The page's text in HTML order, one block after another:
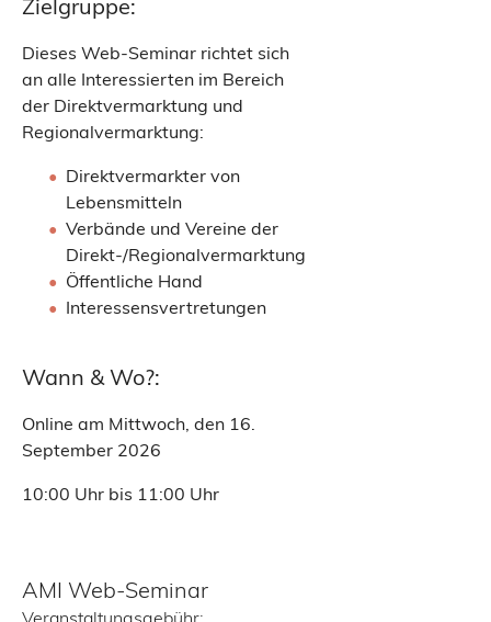
Zielgruppe:
Dieses Web-Seminar richtet sich
an alle Interessierten im Bereich
der Direktvermarktung und
Regionalvermarktung:
Direktvermarkter von
Lebensmitteln
Verbände und Vereine der
Direkt-/Regionalvermarktung
Öffentliche Hand
Interessensvertretungen
Wann & Wo?:
Online am Mittwoch, den 16.
September 2026
10:00 Uhr bis 11:00 Uhr
AMI Web-Seminar
Veranstaltungsgebühr: